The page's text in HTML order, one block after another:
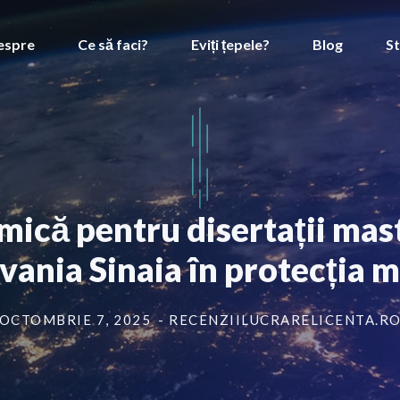
Ce să faci? Eviți țepele? Blog
pentru disertații
Sinaia în protecția
OCTOMBRIE 7, 2025 -